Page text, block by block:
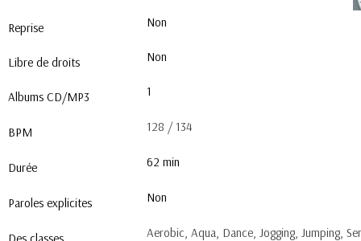
Reprise Non
Libre de droits Non
Albums CD/MP3 1
BPM 128 / 134
Durée 62 min
Paroles explicites Non
Aerobic, Aqua, Dance, Jogging, Jumping,